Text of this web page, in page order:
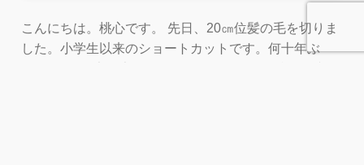
こんにちは。桃心です。 先日、20㎝位髪の毛を切りま
した。小学生以来のショートカットです。何十年ぶ